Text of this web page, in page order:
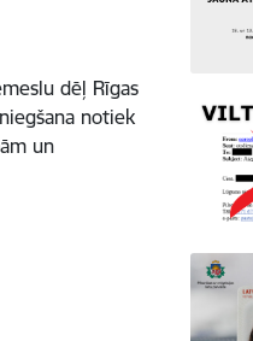
dēļ Rīgas
notiek
un